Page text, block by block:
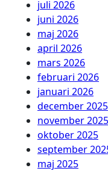
juli 2026
juni 2026
maj 2026
april 2026
mars 2026
februari 2026
januari 2026
december 2025
november 2025
oktober 2025
september
maj 2025